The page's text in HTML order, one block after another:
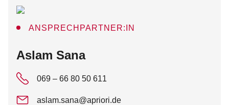
ANSPRECHPARTNER:IN
:
Aslam Sana
069 – 66 80 50 611
aslam.sana@apriori.de